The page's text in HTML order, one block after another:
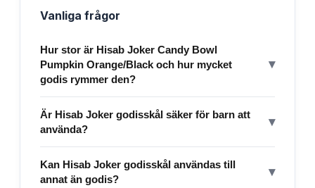
Vanliga frågor
Hur stor är Hisab Joker Candy Bowl
Pumpkin Orange/Black och hur mycket
godis rymmer den?
▾
Är Hisab Joker godisskål säker för barn att
använda?
▾
Kan Hisab Joker godisskål användas till
annat än godis?
▾